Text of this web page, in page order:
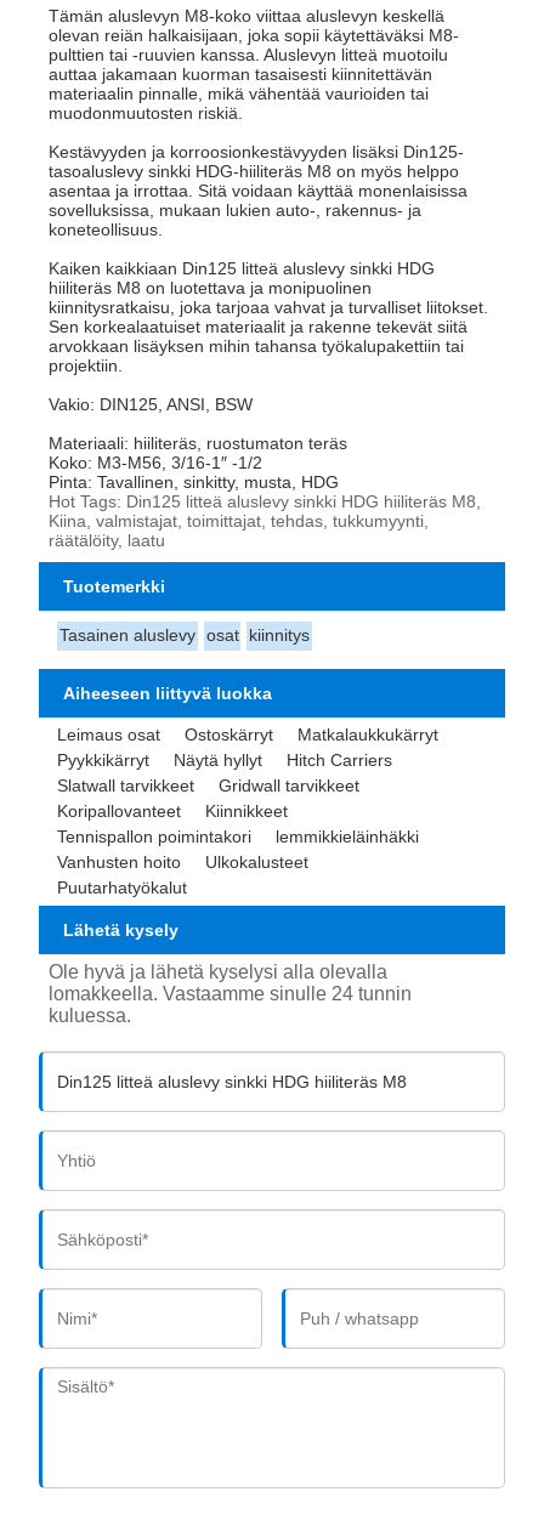
Tämän aluslevyn M8-koko viittaa aluslevyn keskellä
olevan reiän halkaisijaan, joka sopii käytettäväksi M8-
pulttien tai -ruuvien kanssa. Aluslevyn litteä muotoilu
auttaa jakamaan kuorman tasaisesti kiinnitettävän
materiaalin pinnalle, mikä vähentää vaurioiden tai
muodonmuutosten riskiä.
Kestävyyden ja korroosionkestävyyden lisäksi Din125-
tasoaluslevy sinkki HDG-hiiliteräs M8 on myös helppo
asentaa ja irrottaa. Sitä voidaan käyttää monenlaisissa
sovelluksissa, mukaan lukien auto-, rakennus- ja
koneteollisuus.
Kaiken kaikkiaan Din125 litteä aluslevy sinkki HDG
hiiliteräs M8 on luotettava ja monipuolinen
kiinnitysratkaisu, joka tarjoaa vahvat ja turvalliset liitokset.
Sen korkealaatuiset materiaalit ja rakenne tekevät siitä
arvokkaan lisäyksen mihin tahansa työkalupakettiin tai
projektiin.
Vakio: DIN125, ANSI, BSW
Materiaali: hiiliteräs, ruostumaton teräs
Koko: M3-M56, 3/16-1″ -1/2
Pinta: Tavallinen, sinkitty, musta, HDG
Hot Tags: Din125 litteä aluslevy sinkki HDG hiiliteräs M8,
Kiina, valmistajat, toimittajat, tehdas, tukkumyynti,
räätälöity, laatu
Tuotemerkki
Tasainen aluslevy osat kiinnitys
Aiheeseen liittyvä luokka
Leimaus osat Ostoskärryt
Matkalaukkukärryt
Pyykkikärryt
Näytä hyllyt
Hitch Carriers
Slatwall tarvikkeet
Gridwall tarvikkeet
Koripallovanteet
Kiinnikkeet
Tennispallon poimintakori
lemmikkieläinhäkki
Vanhusten hoito
Ulkokalusteet
Puutarhatyökalut
Lähetä kysely
Ole hyvä ja lähetä kyselysi alla olevalla
lomakkeella. Vastaamme sinulle 24 tunnin
kuluessa.